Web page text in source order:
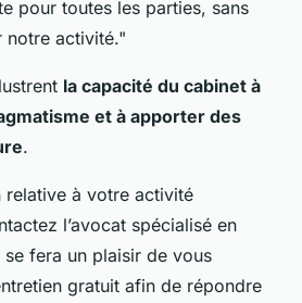
pour toutes les parties, sans
notre activité."
la capacité du cabinet à
et à apporter des
.
relative à votre activité
l’avocat spécialisé en
fera un plaisir de vous
gratuit afin de répondre